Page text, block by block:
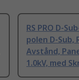
RS PRO D-
polen D-Sub,
Avstånd,
1.0kV, med